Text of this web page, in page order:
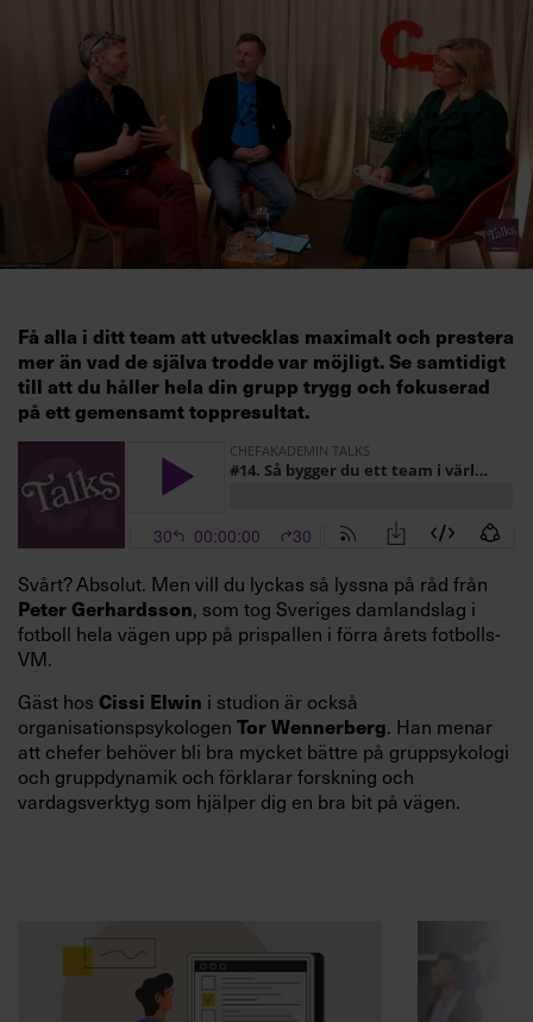
Få alla i ditt team att utvecklas maximalt och prestera
mer än vad de själva trodde var möjligt. Se samtidigt
till att du håller hela din grupp trygg och fokuserad
på ett gemensamt toppresultat.
Svårt? Absolut. Men vill du lyckas så lyssna på råd från
Peter Gerhardsson, som tog Sveriges damlandslag i
fotboll hela vägen upp på prispallen i förra årets fotbolls-
VM.
Gäst hos Cissi Elwin i studion är också
organisationspsykologen Tor Wennerberg. Han menar
att chefer behöver bli bra mycket bättre på gruppsykologi
och gruppdynamik och förklarar forskning och
vardagsverktyg som hjälper dig en bra bit på vägen.